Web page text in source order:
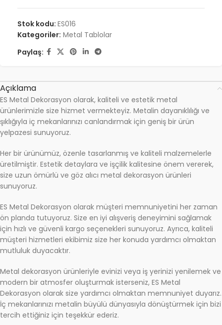
Stok kodu: ES016
Kategoriler: Metal Tablolar
Paylaş:
Açıklama
ES Metal Dekorasyon olarak, kaliteli ve estetik metal
ürünlerimizle size hizmet vermekteyiz. Metalin dayanıklılığı ve
şıklığıyla iç mekanlarınızı canlandırmak için geniş bir ürün
yelpazesi sunuyoruz.
Her bir ürünümüz, özenle tasarlanmış ve kaliteli malzemelerle
üretilmiştir. Estetik detaylara ve işçilik kalitesine önem vererek,
size uzun ömürlü ve göz alıcı metal dekorasyon ürünleri
sunuyoruz.
ES Metal Dekorasyon olarak müşteri memnuniyetini her zaman
ön planda tutuyoruz. Size en iyi alışveriş deneyimini sağlamak
için hızlı ve güvenli kargo seçenekleri sunuyoruz. Ayrıca, kaliteli
müşteri hizmetleri ekibimiz size her konuda yardımcı olmaktan
mutluluk duyacaktır.
Metal dekorasyon ürünleriyle evinizi veya iş yerinizi yenilemek ve
modern bir atmosfer oluşturmak isterseniz, ES Metal
Dekorasyon olarak size yardımcı olmaktan memnuniyet duyarız.
İç mekanlarınızı metalin büyülü dünyasıyla dönüştürmek için bizi
tercih ettiğiniz için teşekkür ederiz.